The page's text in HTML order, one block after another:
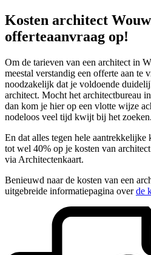
Kosten architect
offerteaanvraag op!
Om de tarieven van een architect in
meestal verstandig een offerte aan te
noodzakelijk dat je voldoende
architect. Mocht het architectbureau
dan kom je hier op een vlotte wijze
nodeloos veel tijd kwijt bij het zoeken.
En dat alles tegen hele aantrekkelijke
tot wel 40% op je kosten van
via Architectenkaart.
Benieuwd naar de kosten van een
uitgebreide informatiepagina overde